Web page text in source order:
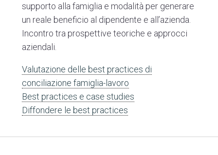
supporto alla famiglia e modalità per generare
un reale beneficio al dipendente e all’azienda.
Incontro tra prospettive teoriche e approcci
aziendali.
Valutazione delle best practices di
conciliazione famiglia-lavoro
Best practices e case studies
Diffondere le best practices